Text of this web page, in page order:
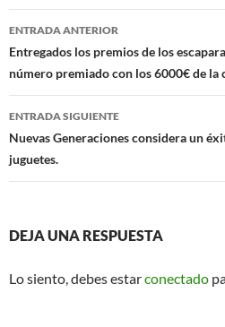
b
o
o
k
s
A
p
p
Navegación
de
entradas
ENTRADA ANTERIOR
Entregados los premios de los
número premiado con los 6000€ de la
ENTRADA SIGUIENTE
Nuevas Generaciones considera un
juguetes.
DEJA UNA RESPUESTA
Lo siento, debes estarconectado